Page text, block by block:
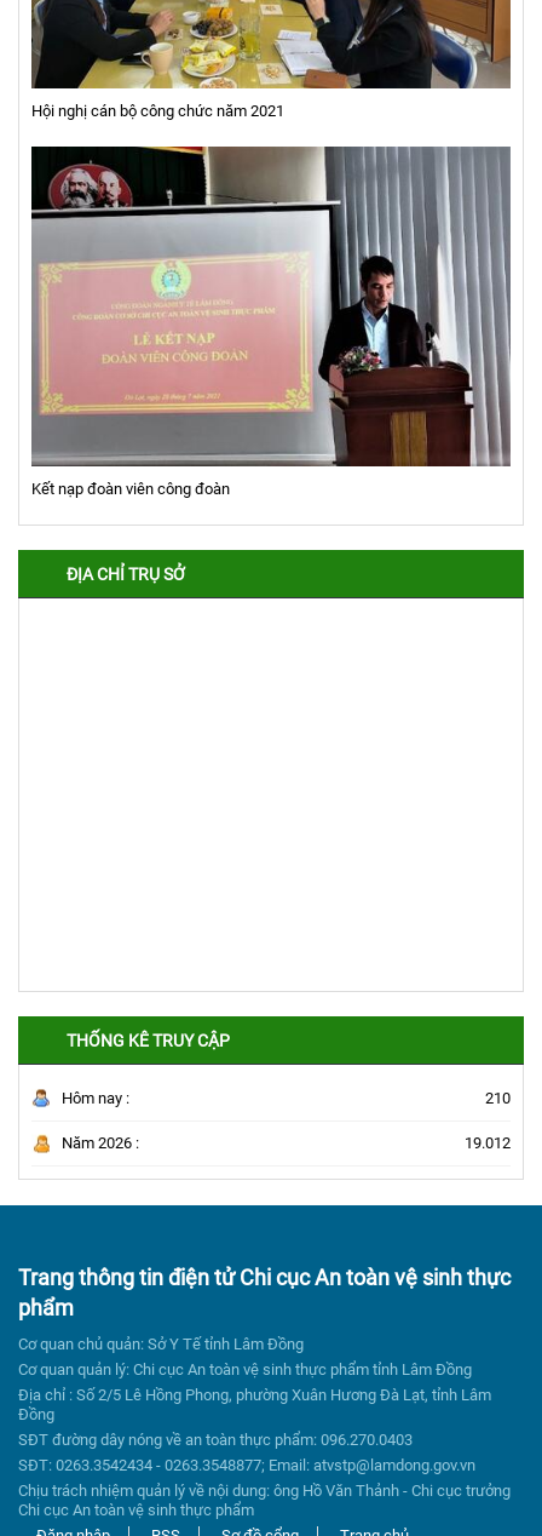
Hội nghị cán bộ công chức năm 2021
Kết nạp đoàn viên công đoàn
ĐỊA CHỈ TRỤ SỞ
THỐNG KÊ TRUY CẬP
Hôm nay : 210
Năm 2026 : 19.012
Trang thông tin điện tử Chi cục An toàn vệ sinh thực
phẩm
Cơ quan chủ quản: Sở Y Tế tỉnh Lâm Đồng
Cơ quan quản lý: Chi cục An toàn vệ sinh thực phẩm tỉnh Lâm Đồng
Địa chỉ : Số 2/5 Lê Hồng Phong, phường Xuân Hương Đà Lạt, tỉnh Lâm
Đồng
SĐT đường dây nóng về an toàn thực phẩm: 096.270.0403
SĐT: 0263.3542434 - 0263.3548877; Email: atvstp@lamdong.gov.vn
Chịu trách nhiệm quản lý về nội dung: ông Hồ Văn Thảnh - Chi cục trưởng
Chi cục An toàn vệ sinh thực phẩm